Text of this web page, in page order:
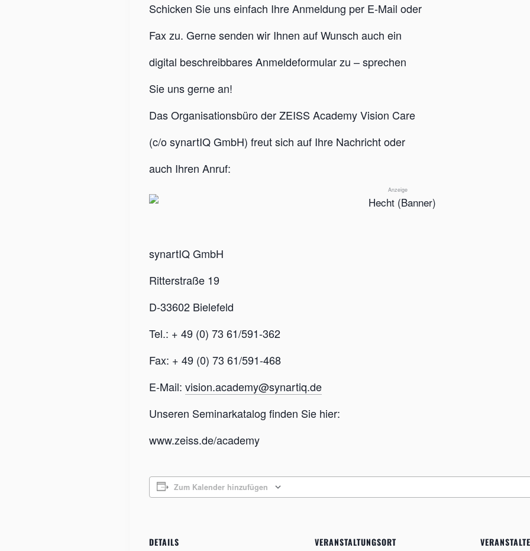
Schicken Sie uns einfach Ihre Anmeldung per E-Mail oder
Fax zu. Gerne senden wir Ihnen auf Wunsch auch ein
digital beschreibbares Anmeldeformular zu – sprechen
Sie uns gerne an!
Das Organisationsbüro der ZEISS Academy Vision Care
(c/o synartIQ GmbH) freut sich auf Ihre Nachricht oder
auch Ihren Anruf:
Anzeige
synartIQ GmbH
Ritterstraße 19
D-33602 Bielefeld
Tel.: + 49 (0) 73 61/591-362
Fax: + 49 (0) 73 61/591-468
E-Mail: vision.academy@synartiq.de
Unseren Seminarkatalog finden Sie hier:
www.zeiss.de/academy
Zum Kalender hinzufügen
DETAILS VERANSTALTUNGSORT